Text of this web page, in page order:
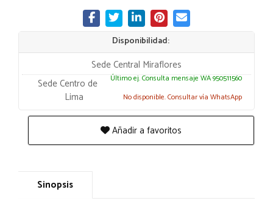
Disponibilidad:
Sede Central Miraflores
Último ej. Consulta mensaje WA 950511560
Sede Centro de
Lima
No disponible. Consultar vía WhatsApp
Añadir a favoritos
Sinopsis